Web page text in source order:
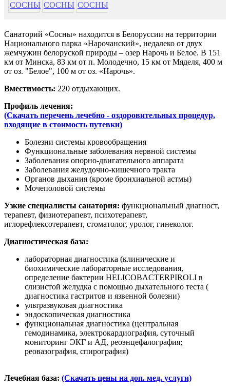
Санаторий «Сосны» находится в Белоруссии на территории
Национального парка «Нарочанский», недалеко от двух
жемчужин белоруской природы ­– озер Нарочь и Белое. В 151
км от Минска, 83 км от п. Молодечно, 15 км от Мяделя, 400 м
от оз. "Белое", 100 м от оз. «Нарочь».
Вместимость: 220 отдыхающих.
Профиль лечения:
(Скачать перечень лечебно - оздоровительных процедур,
входящие в стоимость путевки)
Болезни системы кровообращения
Функциональные заболевания нервной системы
Заболевания опорно-двигательного аппарата
Заболевания желудочно-кишечного тракта
Органов дыхания (кроме бронхиальной астмы)
Мочеполовой системы
Узкие специалисты санатория: функциональный диагност,
терапевт, физиотерапевт, психотерапевт,
иглорефлексотерапевт, стоматолог, уролог, гинеколог.
Диагностическая база:
лабораторная диагностика (клинические и
биохимические лабораторные исследования,
определение бактерии HELICOBACTERPIROLI в
слизистой желудка с помощью дыхательного теста (
диагностика гастритов и язвенной болезни)
ультразвуковая диагностика
эндоскопическая диагностика
функциональная диагностика (центральная
гемодинамика, электрокардиография, суточный
мониторинг ЭКГ и АД, реоэнцефалография;
реовазография, спирография)
Лечебная база: (Скачать цены на доп. мед. услуги)